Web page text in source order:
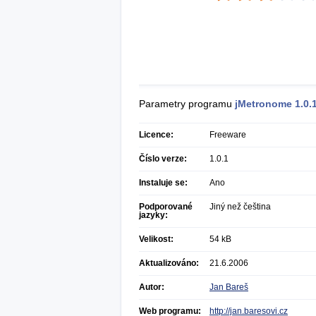
Parametry programu jMetronome
Licence: Freeware
Číslo verze: 1.0.1
Instaluje se: Ano
Podporované
jazyky:
Jiný než čeština
Velikost: 54 kB
Aktualizováno: 21.6.2006
Autor: Jan Bareš
Web programu: http://jan.baresovi.cz